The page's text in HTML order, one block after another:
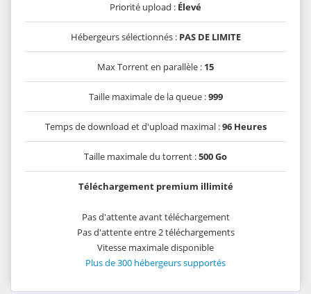
Priorité upload : Élevé
Hébergeurs sélectionnés : PAS DE LIMITE
Max Torrent en parallèle : 15
Taille maximale de la queue :999
Temps de download et d'upload maximal :96 Heures
Taille maximale du torrent :500 Go
Téléchargement premium illimité
Pas d'attente avant téléchargement
Pas d'attente entre 2 téléchargements
Vitesse maximale disponible
Plus de 300 hébergeurs supportés